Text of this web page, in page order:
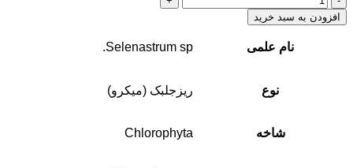
افزودن به سبد خرید
نام علمی Selenastrum sp.
نوع ریزجلبک (میکرو)
شاخه Chlorophyta